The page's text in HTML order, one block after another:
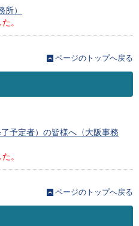
）
。
ページのトップへ戻る
予定者）の皆様へ〈大阪事務
。
ページのトップへ戻る